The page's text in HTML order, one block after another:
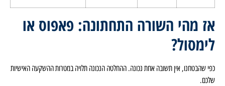
אז מהי השורה התחתונה: פאפוס או
לימסול?
כפי שהבטחנו, אין תשובה אחת נכונה. ההחלטה הנכונה תלויה במטרות ההשקעה האישיות
שלכם.